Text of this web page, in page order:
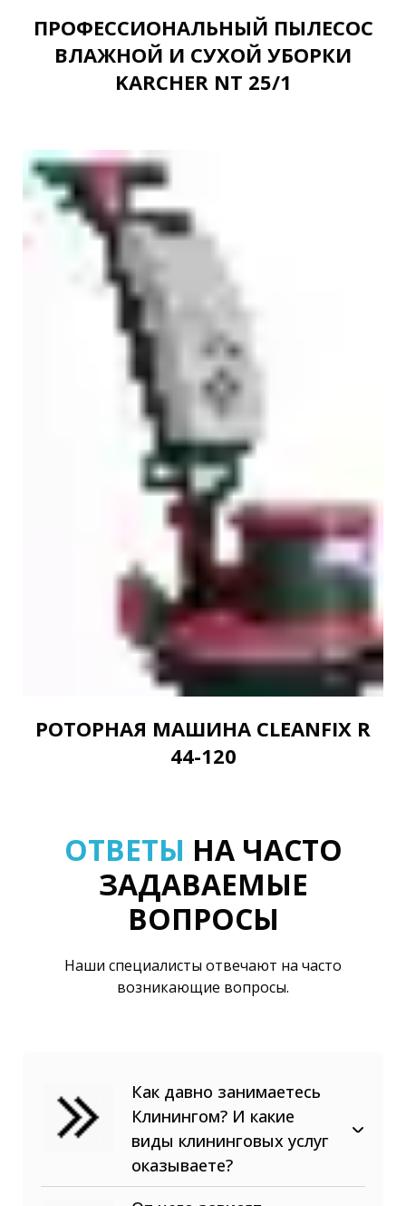
ПРОФЕССИОНАЛЬНЫЙ ПЫЛЕСОС
ВЛАЖНОЙ И СУХОЙ УБОРКИ
KARCHER NT 25/1
РОТОРНАЯ МАШИНА CLEANFIX R
44-120
ОТВЕТЫ НА ЧАСТО
ЗАДАВАЕМЫЕ
ВОПРОСЫ
Наши специалисты отвечают на часто
возникающие вопросы.
Как давно занимаетесь
Клинингом? И какие
виды клининговых услуг
оказываете?
В сфере клининговых услуг